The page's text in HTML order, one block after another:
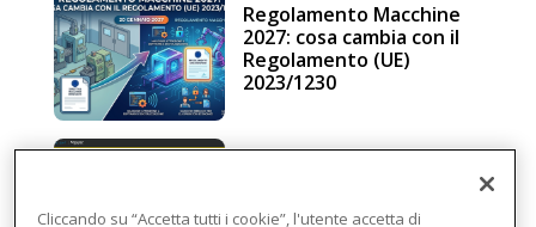
Regolamento Macchine
2027: cosa cambia con il
Regolamento (UE)
2023/1230
intelligenza in cloud
Cliccando su “Accetta tutti i cookie”, l'utente accetta di